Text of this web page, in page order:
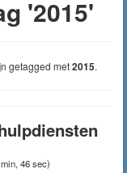
'2015'
getagged met2015.
46 sec)